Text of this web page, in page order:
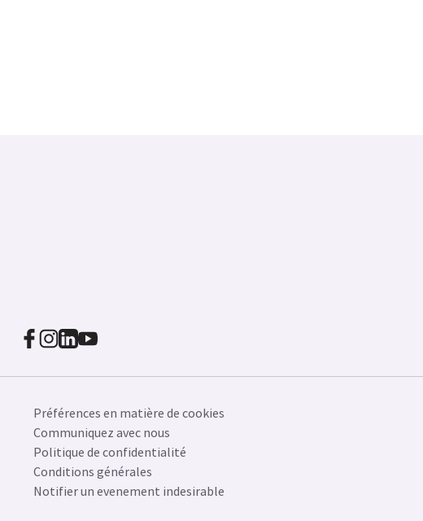
Préférences en matière de cookies
Communiquez avec nous
Politique de confidentialité
Conditions générales
Notifier un evenement indesirable